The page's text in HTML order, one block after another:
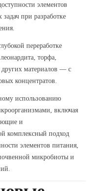
элементов
при разработке
переработке
торфа,
других материалов — с
концентратов.
использованию
включая
и
комплексный подход
элементов питания,
микробиоты и